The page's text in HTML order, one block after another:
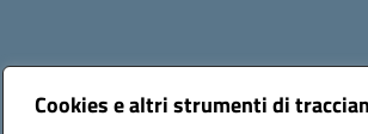
Cookies e altri strumenti di